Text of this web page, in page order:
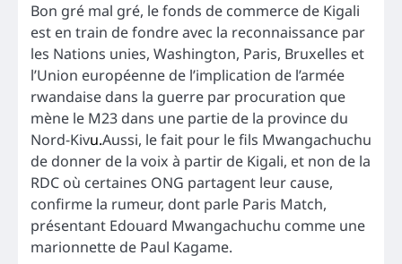
Bon gré mal gré, le fonds de commerce de Kigali
est en train de fondre avec la reconnaissance par
les Nations unies, Washington, Paris, Bruxelles et
l’Union européenne de l’implication de l’armée
rwandaise dans la guerre par procuration que
mène le M23 dans une partie de la province du
Nord-Kivu.Aussi, le fait pour le fils Mwangachuchu
de donner de la voix à partir de Kigali, et non de la
RDC où certaines ONG partagent leur cause,
confirme la rumeur, dont parle Paris Match,
présentant Edouard Mwangachuchu comme une
marionnette de Paul Kagame.